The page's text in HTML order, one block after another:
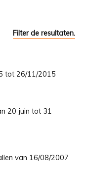
Filter de resultaten.
tot 26/11/2015
20 juin tot 31
van 16/08/2007